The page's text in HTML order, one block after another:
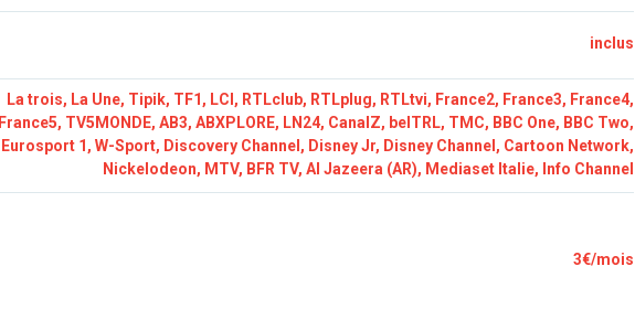
inclus
La trois, La Une, Tipik, TF1, LCI, RTLclub, RTLplug, RTLtvi, France2, France3, France4,
France5, TV5MONDE, AB3, ABXPLORE, LN24, CanalZ, belTRL, TMC, BBC One, BBC Two,
Eurosport 1, W-Sport, Discovery Channel, Disney Jr, Disney Channel, Cartoon Network,
Nickelodeon, MTV, BFR TV, Al Jazeera (AR), Mediaset Italie, Info Channel
3€/mois